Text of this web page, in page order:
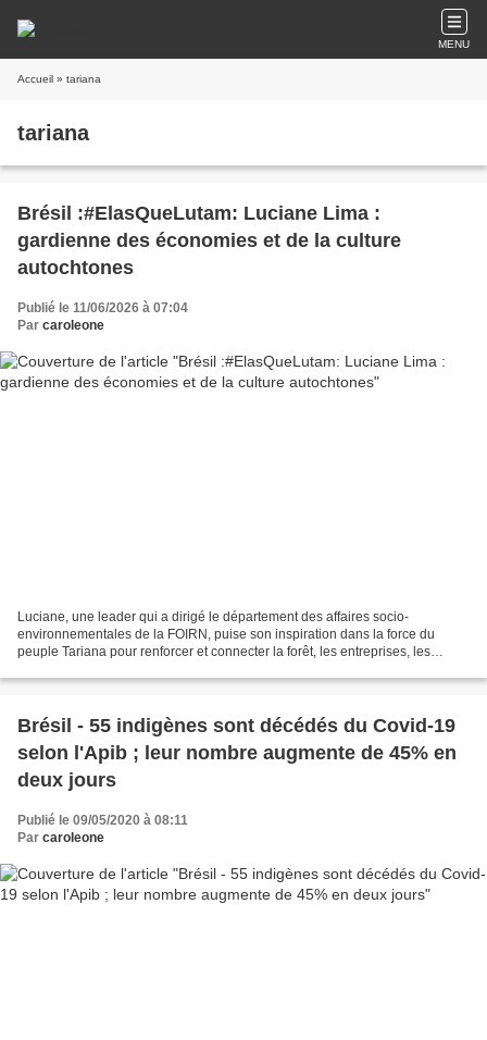
MENU
Accueil » tariana
tariana
Brésil :#ElasQueLutam: Luciane Lima :
gardienne des économies et de la culture
autochtones
Publié le 11/06/2026 à 07:04
Par caroleone
Luciane, une leader qui a dirigé le département des affaires socio-
environnementales de la FOIRN, puise son inspiration dans la force du
peuple Tariana pour renforcer et connecter la forêt, les entreprises, les
Brésil - 55 indigènes sont décédés du Covid-19
selon l'Apib ; leur nombre augmente de 45% en
deux jours
Publié le 09/05/2020 à 08:11
Par caroleone